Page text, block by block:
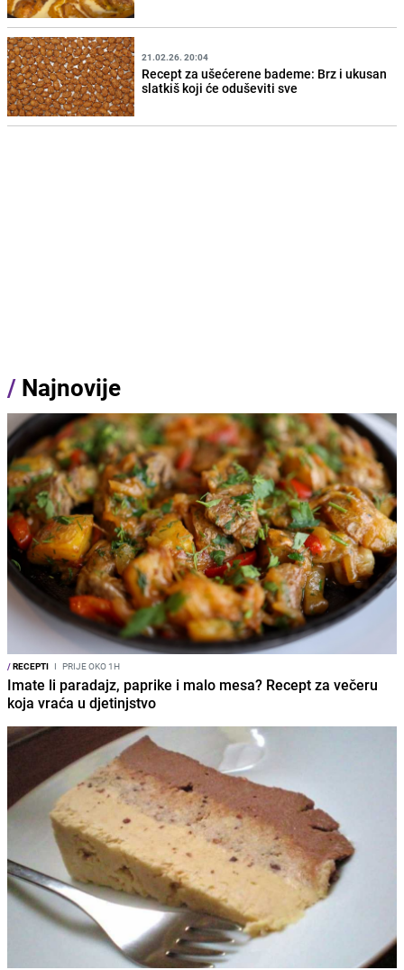
21.02.26. 20:04
Recept za ušećerene bademe: Brz i ukusan
slatkiš koji će oduševiti sve
/ Najnovije
/RECEPTI I PRIJE OKO 1H
Imate li paradajz, paprike i malo mesa? Recept za večeru
koja vraća u djetinjstvo